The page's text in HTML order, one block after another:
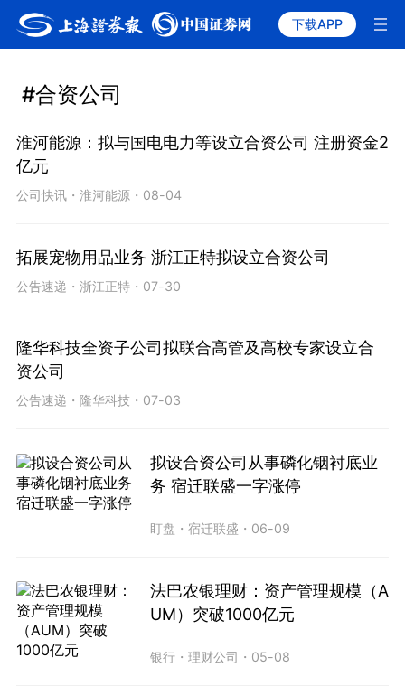
下载APP
#合资公司
淮河能源：拟与国电电力等设立合资公司 注册资金2
亿元
公司快讯・ 淮河能源・ 08-04
拓展宠物用品业务 浙江正特拟设立合资公司
公告速递 ・ 浙江正特・ 07-30
隆华科技全资子公司拟联合高管及高校专家设立合
资公司
公告速递 ・ 隆华科技・ 07-03
拟设合资公司从事磷化铟衬底业
务 宿迁联盛一字涨停
盯盘 ・宿迁联盛 ・ 06-09
法巴农银理财：资产管理规模（A
UM）突破1000亿元
银行 ・理财公司 ・ 05-08